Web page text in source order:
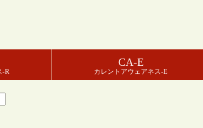
-R
CA-E
カレントアウェアネス-E